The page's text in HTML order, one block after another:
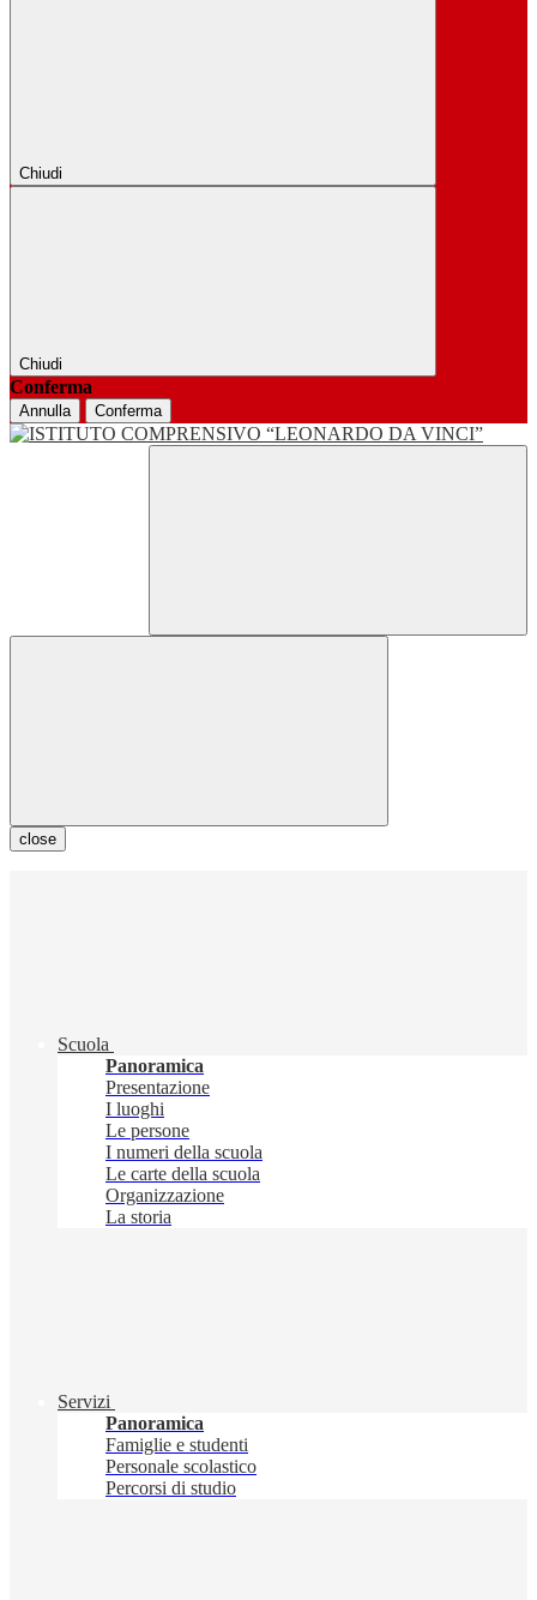
Chiudi
Chiudi
Conferma
Annulla Conferma
close
Scuola
Panoramica
Presentazione
I luoghi
Le persone
I numeri della scuola
Le carte della scuola
Organizzazione
La storia
Servizi
Panoramica
Famiglie e studenti
Personale scolastico
Percorsi di studio